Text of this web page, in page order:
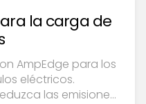
la carga de
AmpEdge para los
eléctricos.
las emisiones